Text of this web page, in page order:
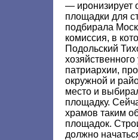
— иронизирует
площадки для
подбирала
комиссия, в
Подольский
патриархии,
окружной и
место и
площадку.
храмов таким
площадок.
должно